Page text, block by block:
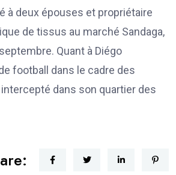
à deux épouses et propriétaire
de tissus au marché Sandaga,
Quant à Diégo
football dans le cadre des
dans son quartier des